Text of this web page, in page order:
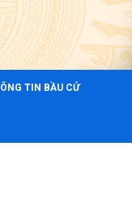
TIN BẦU CỬ